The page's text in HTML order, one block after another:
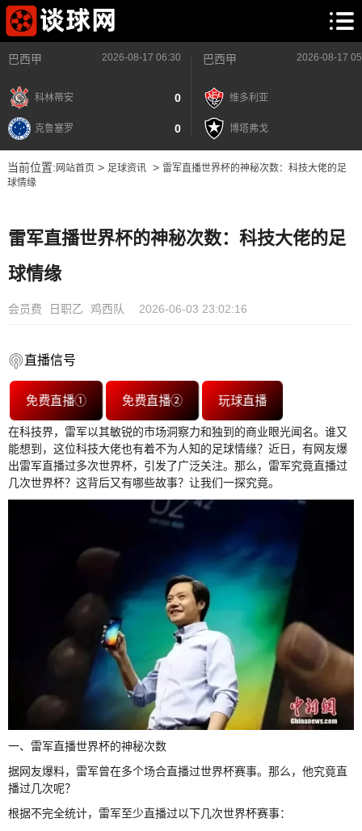
巴西甲 2026-08-17 06:30
科林蒂安 0
克鲁塞罗 0
巴西甲 2026-08-17
维多利亚
博塔弗戈
当前位置: 网站首页> 足球资讯> 雷军直播世界杯的神秘次数：科技大佬的足
球情缘
雷军直播世界杯的神秘次数：科技大佬的足
球情缘
会员费 日职乙 鸡西队 2026-06-03 23:02:16
直播信号
免费直播① 免费直播② 玩球直播
在科技界，雷军以其敏锐的市场洞察力和独到的商业眼光闻名。谁又
能想到，这位科技大佬也有着不为人知的足球情缘？近日，有网友爆
出雷军直播过多次世界杯，引发了广泛关注。那么，雷军究竟直播过
几次世界杯？这背后又有哪些故事？让我们一探究竟。
一、雷军直播世界杯的神秘次数
据网友爆料，雷军曾在多个场合直播过世界杯赛事。那么，他究竟直
播过几次呢？
根据不完全统计，雷军至少直播过以下几次世界杯赛事：